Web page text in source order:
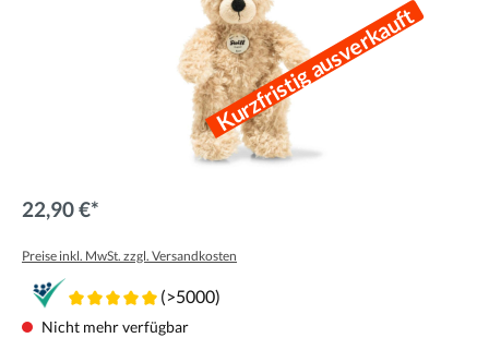
Kurzfristig ausverkauft
22,90 €*
Preise inkl. MwSt. zzgl. Versandkosten
(>5000)
Nicht mehr verfügbar